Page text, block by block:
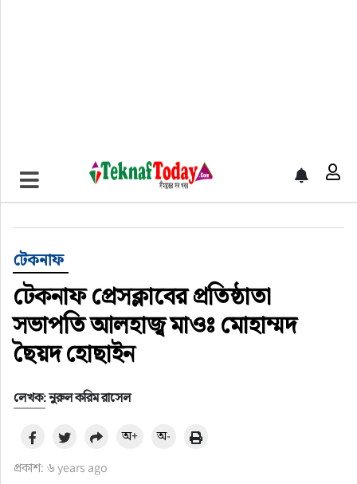
খেলাধুলা
বিনোদন
অর্থ-বানিজ্য
অন্যান্য
টেকনাফ
টেকনাফ প্রেসক্লাবের প্রতিষ্ঠাতা
সভাপতি আলহাজ্ব মাওঃ মোহাম্মদ
ছৈয়দ হোছাইন
লেখক: নুরুল করিম রাসেল
প্রকাশ: ৬ years ago
অ+ অ-